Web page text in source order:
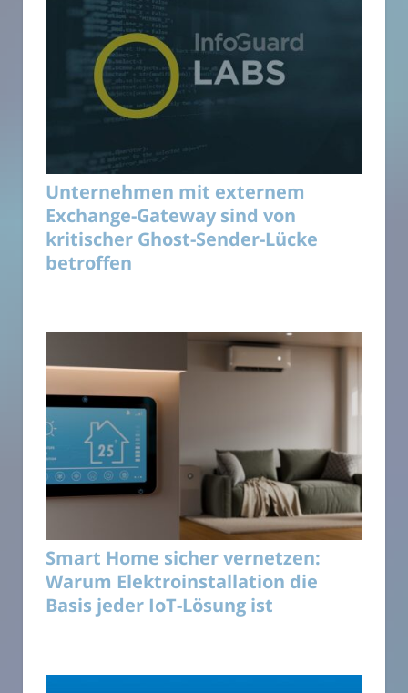
Unternehmen mit externem
Exchange-Gateway sind von
kritischer Ghost-Sender-Lücke
betroffen
Smart Home sicher vernetzen:
Warum Elektroinstallation die
Basis jeder IoT-Lösung ist